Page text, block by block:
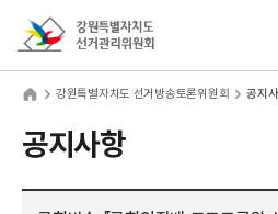
강원특별자치도 선거방송토론위원회 공지
공지사항